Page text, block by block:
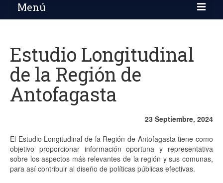
Menú
Nosotros
Descripción y Objetivos
Áreas de Trabajo
Noticias
Proyectos
Estudio Longitudinal
de la Región de
Antofagasta
23 Septiembre, 2024
El Estudio Longitudinal de la Región de Antofagasta tiene como
objetivo proporcionar información oportuna y representativa
sobre los aspectos más relevantes de la región y sus comunas,
para así contribuir al diseño de políticas públicas efectivas.